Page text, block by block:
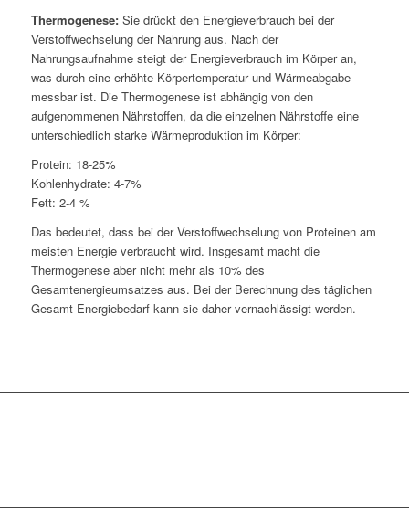
Thermogenese:Sie drückt den Energieverbrauch bei der
Verstoffwechselung der Nahrung aus. Nach der
Nahrungsaufnahme steigt der Energieverbrauch im Körper an,
was durch eine erhöhte Körpertemperatur und Wärmeabgabe
messbar ist. Die Thermogenese ist abhängig von den
aufgenommenen Nährstoffen, da die einzelnen Nährstoffe eine
unterschiedlich starke Wärmeproduktion im Körper:
Protein: 18-25%
Kohlenhydrate: 4-7%
Fett: 2-4 %
Das bedeutet, dass bei der Verstoffwechselung von Proteinen am
meisten Energie verbraucht wird. Insgesamt macht die
Thermogenese aber nicht mehr als 10% des
Gesamtenergieumsatzes aus. Bei der Berechnung des täglichen
Gesamt-Energiebedarf kann sie daher vernachlässigt werden.